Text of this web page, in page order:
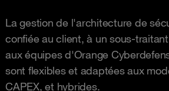
La gestion de l'architecture de
confiée au client, à un sous-
aux équipes d'Orange
sont flexibles et adaptées aux
CAPEX, et hybrides.